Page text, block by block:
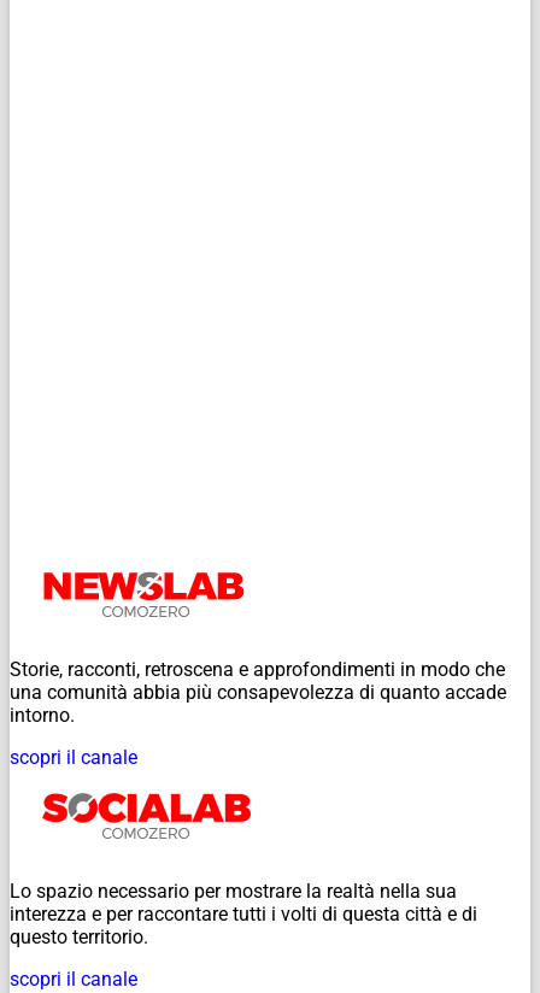
Storie, racconti, retroscena e approfondimenti in modo che
una comunità abbia più consapevolezza di quanto accade
intorno.
scopri il canale
Lo spazio necessario per mostrare la realtà nella sua
interezza e per raccontare tutti i volti di questa città e di
questo territorio.
scopri il canale